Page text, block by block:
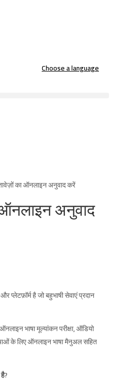
Choose a language
का ऑनलाइन अनुवाद करें
अनुवाद
प्लेटफ़ॉर्म है जो बहुभाषी सेवाएं प्रदान
भाषा मूल्यांकन परीक्षा, ऑडियो
के लिए ऑनलाइन भाषा मैनुअल सहित